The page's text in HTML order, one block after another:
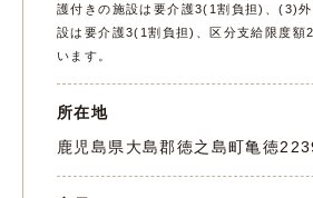
護付きの施設は要介護3(1割負担)、(3)
設は要介護3(1割負担)、区分支給限度額
います。
所在地
鹿児島県大島郡徳之島町亀徳